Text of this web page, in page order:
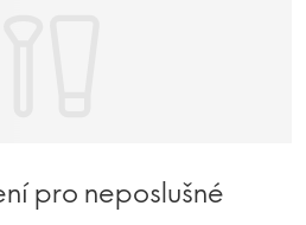
pro neposlušné